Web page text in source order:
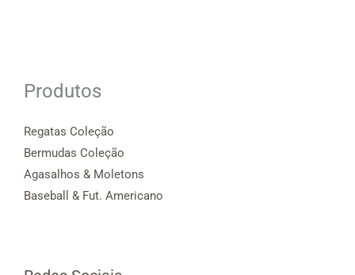
Produtos
Regatas Coleção
Bermudas Coleção
Agasalhos & Moletons
Baseball & Fut. Americano